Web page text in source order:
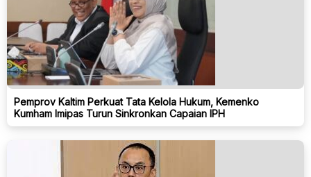
Pemprov Kaltim Perkuat Tata Kelola Hukum, Kemenko
Kumham Imipas Turun Sinkronkan Capaian IPH